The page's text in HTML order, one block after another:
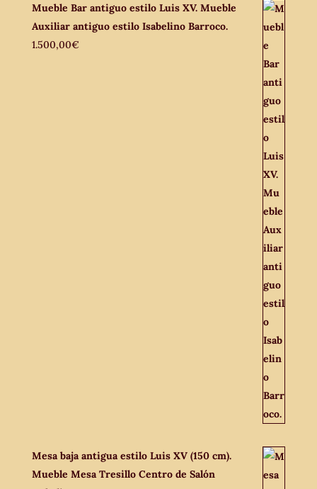
Mueble Bar antiguo estilo Luis XV. Mueble
Auxiliar antiguo estilo Isabelino Barroco.
1.500,00€
Mesa baja antigua estilo Luis XV (150 cm).
Mueble Mesa Tresillo Centro de Salón